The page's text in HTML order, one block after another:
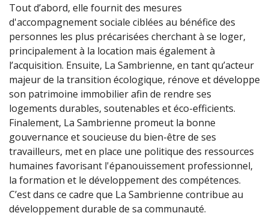
Tout d’abord, elle fournit des mesures
d'accompagnement sociale ciblées au bénéfice des
personnes les plus précarisées cherchant à se loger,
principalement à la location mais également à
l’acquisition. Ensuite, La Sambrienne, en tant qu’acteur
majeur de la transition écologique, rénove et développe
son patrimoine immobilier afin de rendre ses
logements durables, soutenables et éco-efficients.
Finalement, La Sambrienne promeut la bonne
gouvernance et soucieuse du bien-être de ses
travailleurs, met en place une politique des ressources
humaines favorisant l'épanouissement professionnel,
la formation et le développement des compétences.
C’est dans ce cadre que La Sambrienne contribue au
développement durable de sa communauté.